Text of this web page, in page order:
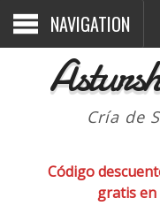
NAVIGATION
Cría de
Código
gratis en